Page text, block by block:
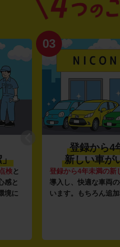
」
検と
感と
境に
03
登録から4
新しい車が
登録から4年未満の新
導入し、快適な車両
います。もちろん追加